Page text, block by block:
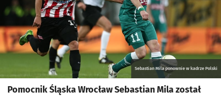
Sebastian Mila ponownie w kadrze Polski
Pomocnik Śląska Wrocław Sebastian Mila został